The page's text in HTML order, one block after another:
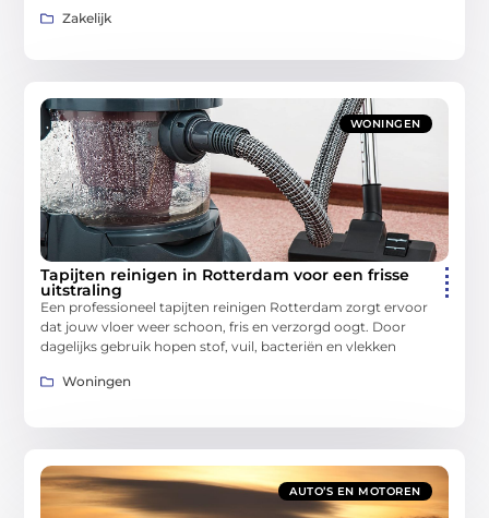
Zakelijk
WONINGEN
Tapijten reinigen in Rotterdam voor een frisse
uitstraling
Een professioneel tapijten reinigen Rotterdam zorgt ervoor
dat jouw vloer weer schoon, fris en verzorgd oogt. Door
dagelijks gebruik hopen stof, vuil, bacteriën en vlekken
Woningen
AUTO’S EN MOTOREN